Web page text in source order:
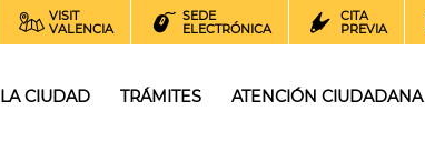
VISIT
VALENCIA
SEDE
ELECTRÓNICA
CITA
PREVIA
LA CIUDAD TRÁMITES ATENCIÓN CIUDADANA